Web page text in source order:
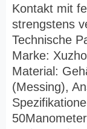
Kontakt mit
strengstens
Technische
Marke:
Material:
(Messing),